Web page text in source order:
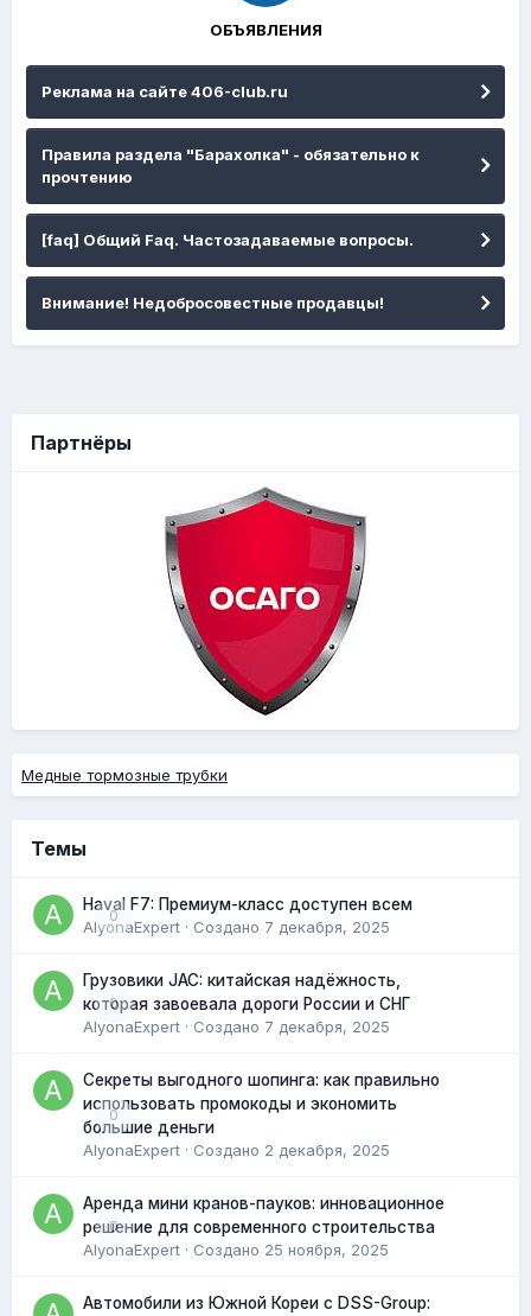
ОБЪЯВЛЕНИЯ
Реклама на сайте 406-club.ru
Правила раздела "Барахолка" - обязательно к
прочтению
[faq] Общий Faq. Частозадаваемые вопросы.
Внимание! Недобросовестные продавцы!
Партнёры
Медные тормозные трубки
Темы
0
Haval F7: Премиум-класс доступен всем
AlyonaExpert · Создано 7 декабря, 2025
0
Грузовики JAC: китайская надёжность,
которая завоевала дороги России и СНГ
AlyonaExpert · Создано 7 декабря, 2025
0
Секреты выгодного шопинга: как правильно
использовать промокоды и экономить
большие деньги
AlyonaExpert · Создано 2 декабря, 2025
0
Аренда мини кранов-пауков: инновационное
решение для современного строительства
AlyonaExpert · Создано 25 ноября, 2025
Автомобили из Южной Кореи с DSS-Group: